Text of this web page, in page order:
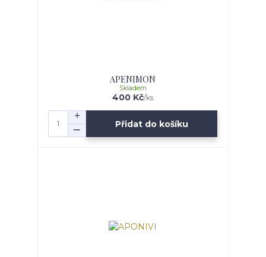
APENIMON
400 Kč/ks
Skladem
Přidat do košíku